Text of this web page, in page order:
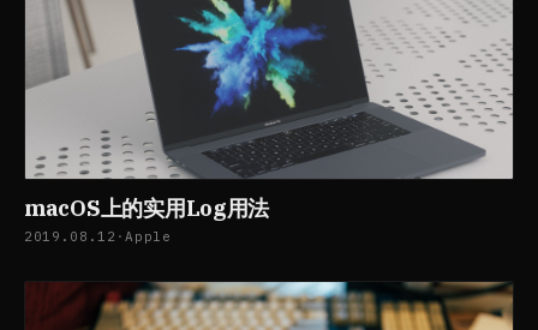
macOS上的实用Log用法
2019.08.12 ·Apple